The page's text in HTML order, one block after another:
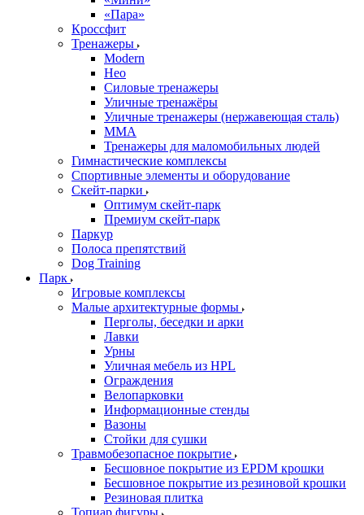
«Пара»
Кроссфит
Тренажеры
Modern
Нео
Силовые тренажеры
Уличные тренажёры
Уличные тренажеры (нержавеющая сталь)
ММА
Тренажеры для маломобильных людей
Гимнастические комплексы
Спортивные элементы и оборудование
Скейт-парки
Оптимум скейт-парк
Премиум скейт-парк
Паркур
Полоса препятствий
Dog Training
Парк
Игровые комплексы
Малые архитектурные формы
Перголы, беседки и арки
Лавки
Урны
Уличная мебель из HPL
Ограждения
Велопарковки
Информационные стенды
Вазоны
Стойки для сушки
Травмобезопасное покрытие
Бесшовное покрытие из EPDM крошки
Бесшовное покрытие из резиновой крошки
Резиновая плитка
Топиар фигуры